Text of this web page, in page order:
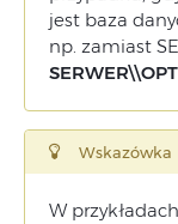
jest baza
np. zamiast
Wskazówka
W